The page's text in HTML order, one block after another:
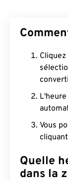
Vous
Quelle
dans la